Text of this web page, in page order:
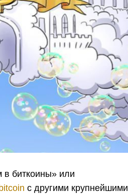
биткоины» или
с другими крупнейшими